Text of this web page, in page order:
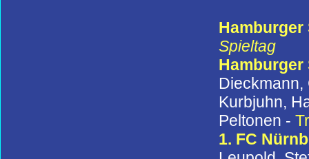
Hamburger
Spieltag
Hamburger
Kurbjuhn,
Peltonen -
1. FC